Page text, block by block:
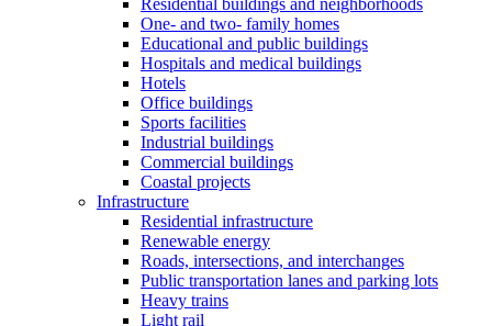
Residential buildings and neighborhoods
One- and two- family homes
Educational and public buildings
Hospitals and medical buildings
Hotels
Office buildings
Sports facilities
Industrial buildings
Commercial buildings
Coastal projects
Infrastructure
Residential infrastructure
Renewable energy
Roads, intersections, and interchanges
Public transportation lanes and parking lots
Heavy trains
Light rail